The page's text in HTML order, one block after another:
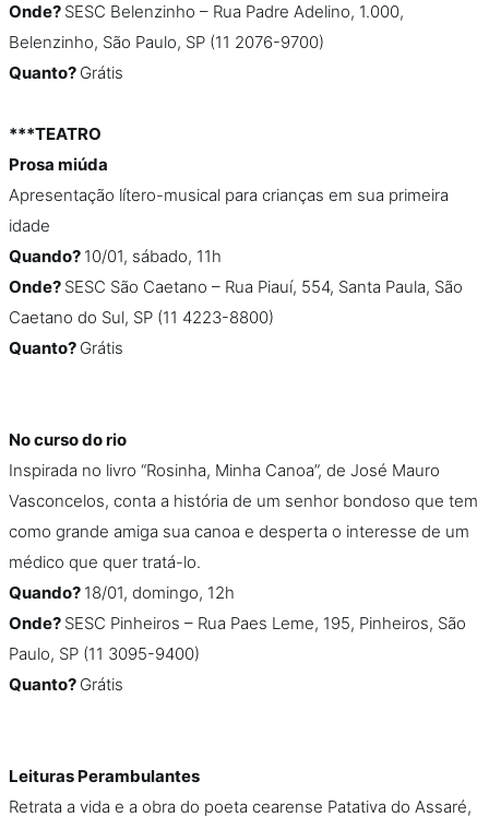
Onde? SESC Belenzinho – Rua Padre Adelino, 1.000,
Belenzinho, São Paulo, SP (11 2076-9700)
Quanto? Grátis
***TEATRO
Prosa miúda
Apresentação lítero-musical para crianças em sua primeira
idade
Quando? 10/01, sábado, 11h
Onde? SESC São Caetano – Rua Piauí, 554, Santa Paula, São
Caetano do Sul, SP (11 4223-8800)
Quanto? Grátis
No curso do rio
Inspirada no livro “Rosinha, Minha Canoa”, de José Mauro
Vasconcelos, conta a história de um senhor bondoso que tem
como grande amiga sua canoa e desperta o interesse de um
médico que quer tratá-lo.
Quando? 18/01, domingo, 12h
Onde? SESC Pinheiros – Rua Paes Leme, 195, Pinheiros, São
Paulo, SP (11 3095-9400)
Quanto? Grátis
Leituras Perambulantes
Retrata a vida e a obra do poeta cearense Patativa do Assaré,